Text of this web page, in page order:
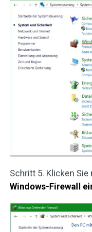
Schritt 5. Klicken
Windows-Firewall